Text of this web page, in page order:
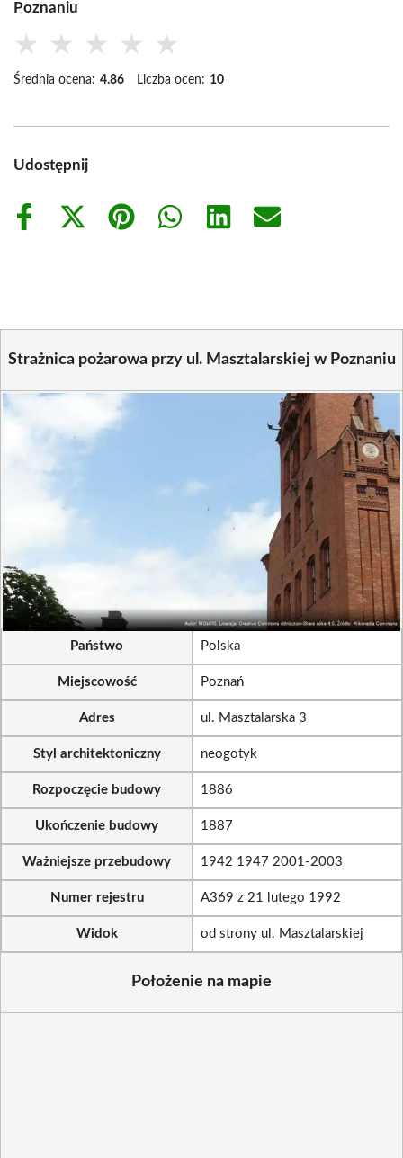
Poznaniu
★ ★ ★ ★ ★
Średnia ocena: 4.86 Liczba ocen: 10
Udostępnij
Share
Share
Share
Share
Share
Share
Strażnica pożarowa przy ul. Masztalarskiej w Poznaniu
Państwo Polska
Miejscowość Poznań
Adres ul. Masztalarska 3
Styl architektoniczny neogotyk
Rozpoczęcie budowy 1886
Ukończenie budowy 1887
Ważniejsze przebudowy 1942 1947 2001-2003
Numer rejestru A369 z 21 lutego 1992
Widok od strony ul. Masztalarskiej
Położenie na mapie